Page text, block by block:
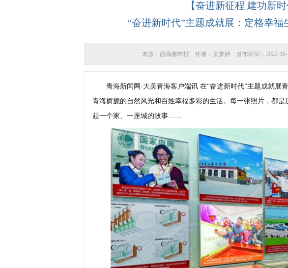
【奋进新征程 建功新时
“奋进新时代”主题成就展：定格幸福
来源：西海都市报 作者：吴梦婷 发布时间：2022-
青海新闻网·大美青海客户端讯 在“奋进新时代”主题成就展
青海旖旎的自然风光和百姓幸福多彩的生活。每一张照片，都
起一个家、一座城的故事……